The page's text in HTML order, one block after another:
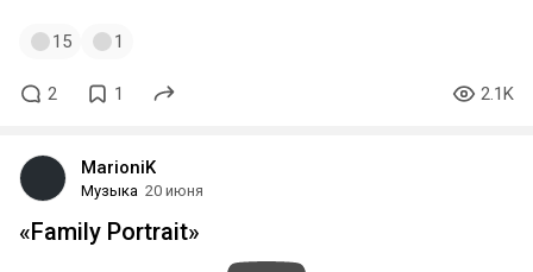
15 1
2 1 2.1K
MarioniK
Музыка 20 июня
«Family Portrait»